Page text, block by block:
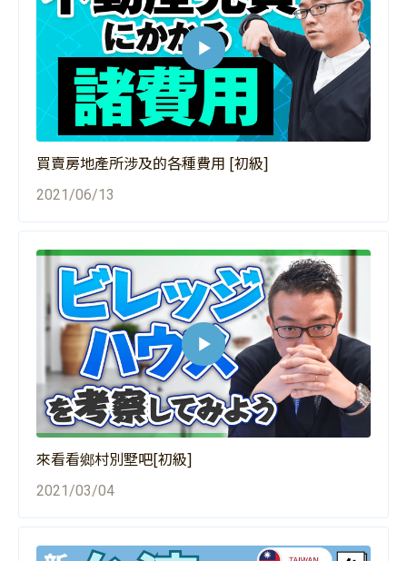
買賣房地產所涉及的各種費用 [初級]
2021/06/13
來看看鄉村別墅吧[初級]
2021/03/04